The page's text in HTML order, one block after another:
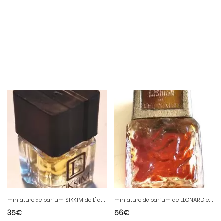
m
iniature de parfum SIKKIM de L' de 1,5ml plein de Lancôme
35€
m
iniature de parfum de LEONARD eau de toilette FASHION de 1970 de 4 ml
56€